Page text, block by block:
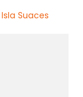
Suaces